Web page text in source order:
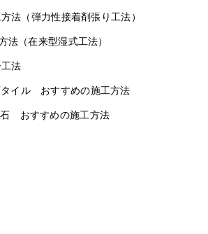
法（弾力性接着剤張り工法）
法（在来型湿式工法）
法
イル おすすめの施工方法
おすすめの施工方法